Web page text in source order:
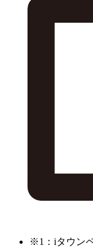
※1：iタウン